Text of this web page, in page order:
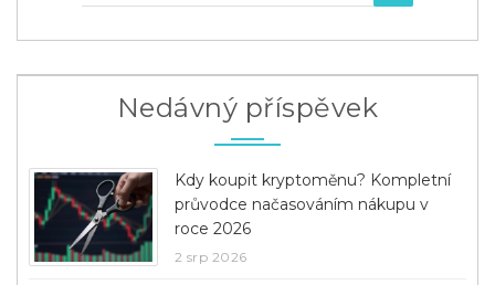
Nedávný příspěvek
Kdy koupit kryptoměnu? Kompletní
průvodce načasováním nákupu v
roce 2026
2 srp 2026